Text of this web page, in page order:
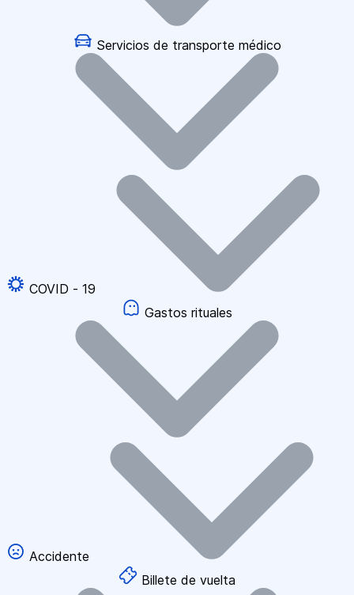
Servicios de transporte médico
COVID - 19
Gastos rituales
Accidente
Billete de vuelta